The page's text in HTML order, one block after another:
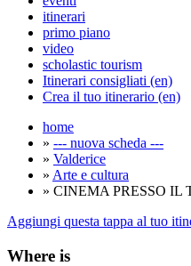
itinerari
primo piano
video
scholastic tourism
Itinerari consigliati (en)
Crea il tuo itinerario (en)
home
» --- nuova scheda ---
» Valderice
» Arte e cultura
» CINEMA PRESSO
Aggiungi questa tappa al tuo
Where is